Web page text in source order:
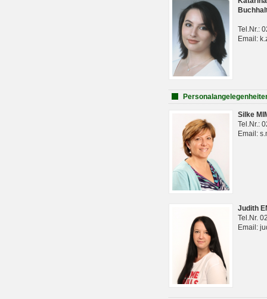
Tel.Nr.:
Email:
Silke
Tel.Nr.:
Email:
Judith
Tel.Nr.
Email: